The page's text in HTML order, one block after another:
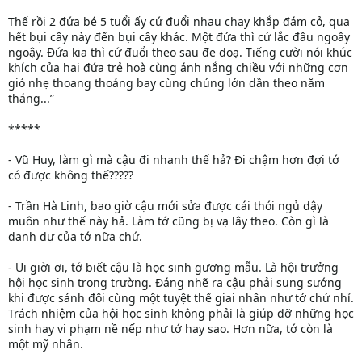
Thế rồi 2 đứa bé 5 tuổi ấy cứ đuổi nhau chạy khắp đám cỏ, qua
hết bụi cây này đến bụi cây khác. Một đứa thì cứ lắc đầu ngoầy
ngoậy. Đứa kia thì cứ đuổi theo sau đe doạ. Tiếng cười nói khúc
khích của hai đứa trẻ hoà cùng ánh nắng chiều với những cơn
gió nhẹ thoang thoảng bay cùng chúng lớn dần theo năm
tháng...”
*****
- Vũ Huy, làm gì mà cậu đi nhanh thế hả? Đi chậm hơn đợi tớ
có được không thế?????
- Trần Hà Linh, bao giờ cậu mới sửa được cái thói ngủ dậy
muôn như thế này hả. Làm tớ cũng bị vạ lây theo. Còn gì là
danh dự của tớ nữa chứ.
- Ui giời ơi, tớ biết cậu là học sinh gương mẫu. Là hội trưởng
hội học sinh trong trường. Đáng nhẽ ra cậu phải sung sướng
khi được sánh đôi cùng một tuyệt thế giai nhân như tớ chứ nhỉ.
Trách nhiệm của hội học sinh không phải là giúp đỡ những học
sinh hay vi phạm nề nếp như tớ hay sao. Hơn nữa, tớ còn là
một mỹ nhân.